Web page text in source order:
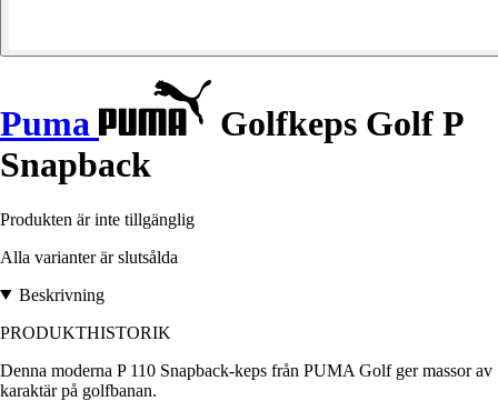
Puma
Golfkeps Golf P
Snapback
Produkten är inte tillgänglig
Alla varianter är slutsålda
Beskrivning
PRODUKTHISTORIK
Denna moderna P 110 Snapback-keps från PUMA Golf ger massor av
karaktär på golfbanan.